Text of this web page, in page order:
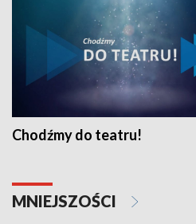
Chodźmy do teatru!
MNIEJSZOŚCI